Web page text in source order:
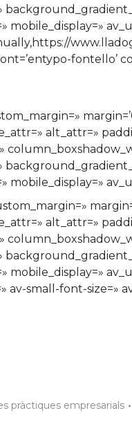
fontello’
alt_attr=»
alt_attr=»
small-font-size=»
pràctiques empresarials